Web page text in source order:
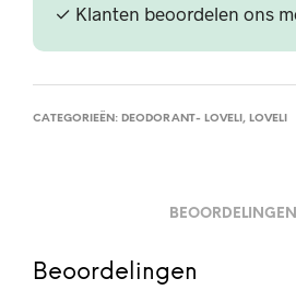
✓ Klanten beoordelen ons
CATEGORIEËN: DEODORANT- LOVELI , LOVELI
Beoordelingen